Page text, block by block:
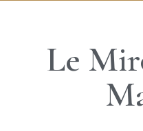
Le